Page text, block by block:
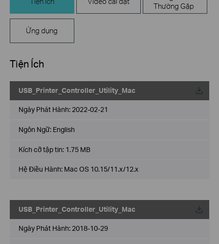
Thường Gặp
Ứng dụng
Tiện Ích
USB_Printer_Controller_Utility_Mac
Về
Ngày Phát Hành: 2022-02-21
Ngôn Ngữ: English
Kích cỡ tập tin: 1.75 MB
Hệ Điều Hành: Mac OS 10.15/11.x/12.x
USB_Printer_Controller_Utility_Mac
Về
Ngày Phát Hành: 2018-10-29